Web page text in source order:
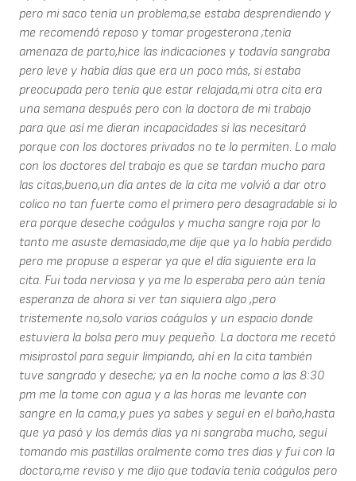
pero mi saco tenía un problema,se estaba desprendiendo y
me recomendó reposo y tomar progesterona ;tenía
amenaza de parto,hice las indicaciones y todavía sangraba
pero leve y había días que era un poco más, si estaba
preocupada pero tenía que estar relajada,mi otra cita era
una semana después pero con la doctora de mi trabajo
para que así me dieran incapacidades si las necesitará
porque con los doctores privados no te lo permiten. Lo malo
con los doctores del trabajo es que se tardan mucho para
las citas,bueno,un día antes de la cita me volvió a dar otro
colico no tan fuerte como el primero pero desagradable si lo
era porque deseche coágulos y mucha sangre roja por lo
tanto me asuste demasiado,me dije que ya lo había perdido
pero me propuse a esperar ya que el día siguiente era la
cita. Fui toda nerviosa y ya me lo esperaba pero aún tenía
esperanza de ahora si ver tan siquiera algo ,pero
tristemente no,solo varios coágulos y un espacio donde
estuviera la bolsa pero muy pequeño. La doctora me recetó
misiprostol para seguir limpiando, ahí en la cita también
tuve sangrado y deseche; ya en la noche como a las 8:30
pm me la tome con agua y a las horas me levante con
sangre en la cama,y pues ya sabes y seguí en el baño,hasta
que ya pasó y los demás días ya ni sangraba mucho, seguí
tomando mis pastillas oralmente como tres dias y fui con la
doctora,me reviso y me dijo que todavía tenía coágulos pero